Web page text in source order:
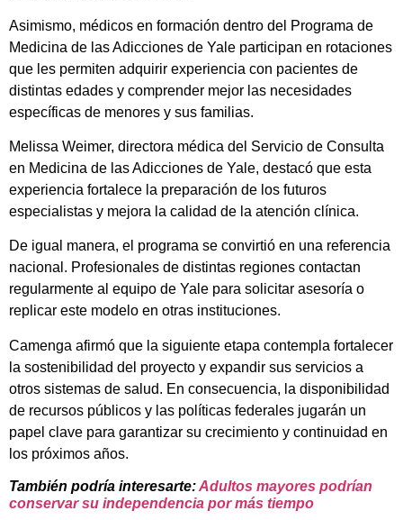
Asimismo, médicos en formación dentro del Programa de
Medicina de las Adicciones de Yale participan en rotaciones
que les permiten adquirir experiencia con pacientes de
distintas edades y comprender mejor las necesidades
específicas de menores y sus familias.
Melissa Weimer, directora médica del Servicio de Consulta
en Medicina de las Adicciones de Yale, destacó que esta
experiencia fortalece la preparación de los futuros
especialistas y mejora la calidad de la atención clínica.
De igual manera, el programa se convirtió en una referencia
nacional. Profesionales de distintas regiones contactan
regularmente al equipo de Yale para solicitar asesoría o
replicar este modelo en otras instituciones.
Camenga afirmó que la siguiente etapa contempla fortalecer
la sostenibilidad del proyecto y expandir sus servicios a
otros sistemas de salud. En consecuencia, la disponibilidad
de recursos públicos y las políticas federales jugarán un
papel clave para garantizar su crecimiento y continuidad en
los próximos años.
También podría interesarte:Adultos mayores podrían
conservar su independencia por más tiempo